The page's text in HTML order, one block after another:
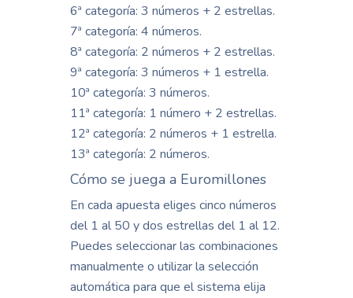
6ª categoría: 3 números + 2 estrellas.
7ª categoría: 4 números.
8ª categoría: 2 números + 2 estrellas.
9ª categoría: 3 números + 1 estrella.
10ª categoría: 3 números.
11ª categoría: 1 número + 2 estrellas.
12ª categoría: 2 números + 1 estrella.
13ª categoría: 2 números.
Cómo se juega a Euromillones
En cada apuesta eliges cinco números
del 1 al 50 y dos estrellas del 1 al 12.
Puedes seleccionar las combinaciones
manualmente o utilizar la selección
automática para que el sistema elija